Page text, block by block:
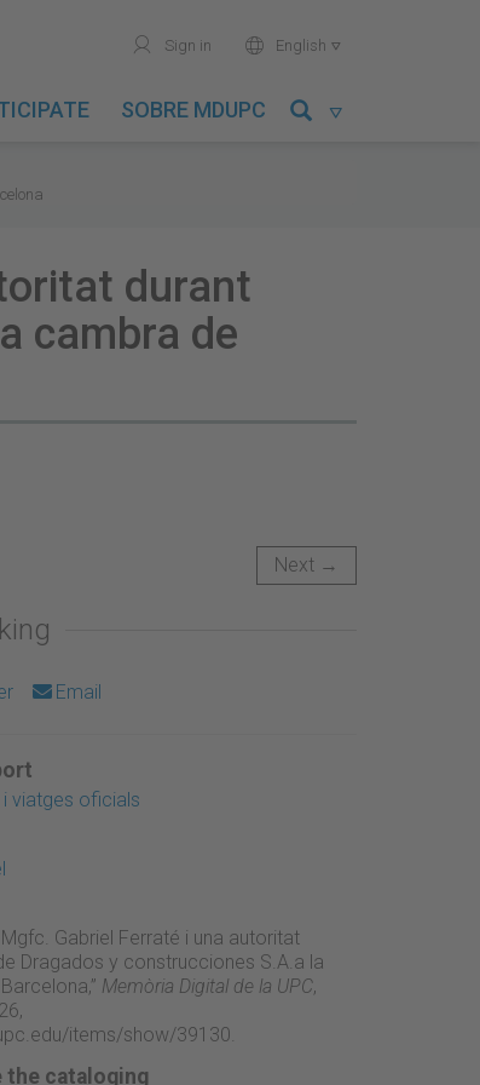
user Sign in world English 
SOBRE MDUPC 
durant
cambra de
Next →
Email
viatges oficials
Gabriel Ferraté i una autoritat
Dragados y construcciones S.A.a la
Memòria Digital de la UPC,
items/show/39130
cataloging